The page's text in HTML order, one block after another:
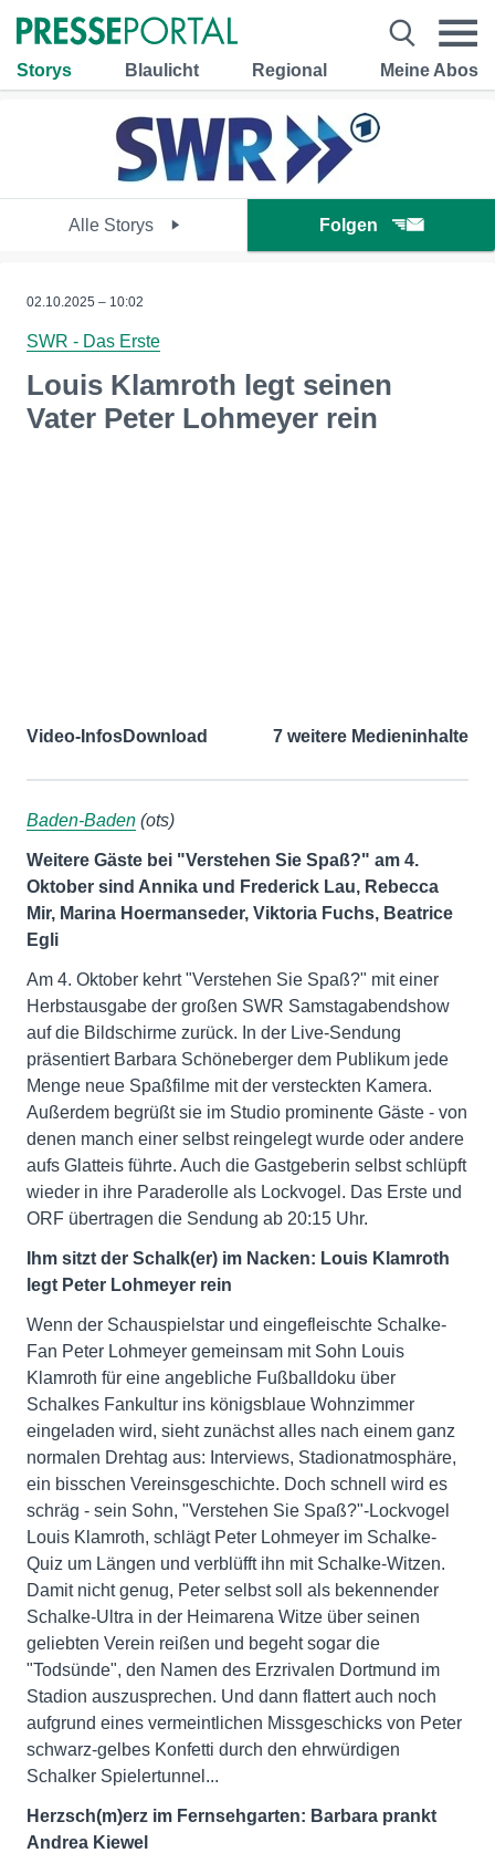
Storys Blaulicht Regional Meine Abos
Alle Storys Folgen
02.10.2025 – 10:02
SWR - Das Erste
Louis Klamroth legt seinen
Vater Peter Lohmeyer rein
Video-InfosDownload 7 weitere Medieninhalte
Baden-Baden (ots)
Weitere Gäste bei "Verstehen Sie Spaß?" am 4.
Oktober sind Annika und Frederick Lau, Rebecca
Mir, Marina Hoermanseder, Viktoria Fuchs, Beatrice
Egli
Am 4. Oktober kehrt "Verstehen Sie Spaß?" mit einer
Herbstausgabe der großen SWR Samstagabendshow
auf die Bildschirme zurück. In der Live-Sendung
präsentiert Barbara Schöneberger dem Publikum jede
Menge neue Spaßfilme mit der versteckten Kamera.
Außerdem begrüßt sie im Studio prominente Gäste - von
denen manch einer selbst reingelegt wurde oder andere
aufs Glatteis führte. Auch die Gastgeberin selbst schlüpft
wieder in ihre Paraderolle als Lockvogel. Das Erste und
ORF übertragen die Sendung ab 20:15 Uhr.
Ihm sitzt der Schalk(er) im Nacken: Louis Klamroth
legt Peter Lohmeyer rein
Wenn der Schauspielstar und eingefleischte Schalke-
Fan Peter Lohmeyer gemeinsam mit Sohn Louis
Klamroth für eine angebliche Fußballdoku über
Schalkes Fankultur ins königsblaue Wohnzimmer
eingeladen wird, sieht zunächst alles nach einem ganz
normalen Drehtag aus: Interviews, Stadionatmosphäre,
ein bisschen Vereinsgeschichte. Doch schnell wird es
schräg - sein Sohn, "Verstehen Sie Spaß?"-Lockvogel
Louis Klamroth, schlägt Peter Lohmeyer im Schalke-
Quiz um Längen und verblüfft ihn mit Schalke-Witzen.
Damit nicht genug, Peter selbst soll als bekennender
Schalke-Ultra in der Heimarena Witze über seinen
geliebten Verein reißen und begeht sogar die
"Todsünde", den Namen des Erzrivalen Dortmund im
Stadion auszusprechen. Und dann flattert auch noch
aufgrund eines vermeintlichen Missgeschicks von Peter
schwarz-gelbes Konfetti durch den ehrwürdigen
Schalker Spielertunnel...
Herzsch(m)erz im Fernsehgarten: Barbara prankt
Andrea Kiewel